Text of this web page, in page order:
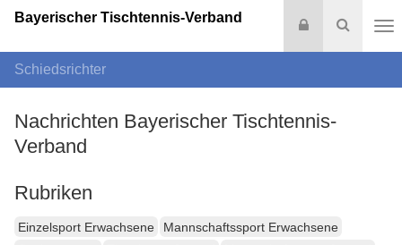
Suche
Login
Bayerischer Tischtennis-Verband
Schiedsrichter
Nachrichten Bayerischer Tischtennis-
Verband
Rubriken
Einzelsport Erwachsene
Mannschaftssport Erwachsene